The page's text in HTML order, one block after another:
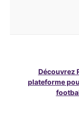
Découvrez
plateforme